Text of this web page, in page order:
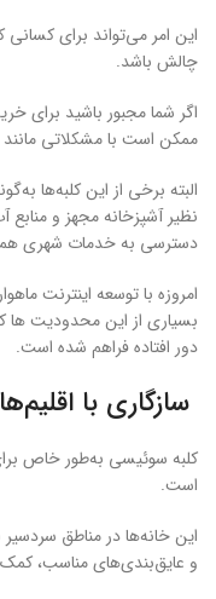
این امر می‌تواند برای
چالش باشد.
اگر شما مجبور باشید برای
ممکن است با مشکلاتی
البته برخی از این کلبه‌ها
نظیر آشپزخانه مجهز و
دسترسی به خدمات شهری
امروزه با توسعه اینترنت
بسیاری از این محدودیت‌ ها
دور افتاده فراهم شده است.
سازگاری با
کلبه‌ سوئیسی به‌طور خاص
است.
این خانه‌ها در مناطق
و عایق‌بندی‌های مناسب،